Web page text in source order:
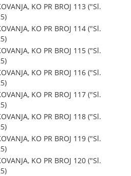
KO PR BROJ 113 ("Sl.
KO PR BROJ 114 ("Sl.
KO PR BROJ 115 ("Sl.
KO PR BROJ 116 ("Sl.
KO PR BROJ 117 ("Sl.
KO PR BROJ 118 ("Sl.
KO PR BROJ 119 ("Sl.
KO PR BROJ 120 ("Sl.